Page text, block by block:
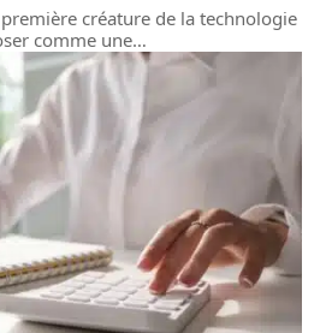
créature de la technologie
comme une…